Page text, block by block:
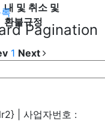
내 및 취소 및
환불규정Pagination
1 Next
사업자번호 :